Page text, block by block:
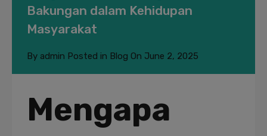
Bakungan dalam Kehidupan
Masyarakat
By admin Posted in Blog On June 2, 2025
Mengapa